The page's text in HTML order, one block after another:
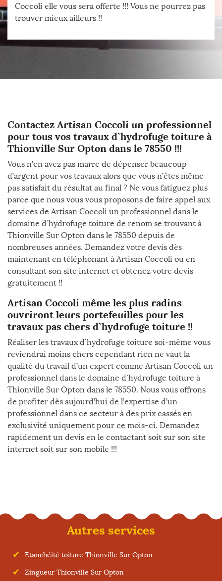
Coccoli elle vous sera offerte !!! Vous ne pourrez pas
trouver mieux ailleurs !!
Contactez Artisan Coccoli un professionnel
pour tous vos travaux d`hydrofuge toiture à
Thionville Sur Opton dans le 78550 !!!
Vous n’en avez pas marre de dépenser beaucoup
d’argent pour vos travaux alors que vous n’êtes même
pas satisfait du résultat au final ? Ne vous fatiguez plus
parce que nous vous vous proposons de faire appel aux
services de Artisan Coccoli un professionnel dans le
domaine d`hydrofuge toiture de renom se trouvant à
Thionville Sur Opton dans le 78550 depuis de
nombreuses années. Demandez votre devis dès
maintenant en téléphonant à Artisan Coccoli ou en
consultant son site internet et obtenez votre devis
gratuitement !!
Artisan Coccoli même les plus radins
ouvriront leurs portefeuilles pour les
travaux pas chers d`hydrofuge toiture !!
Réaliser les travaux d`hydrofuge toiture soi-même vous
reviendrai moins chers cependant rien ne vaut la
qualité du travail d’un expert comme Artisan Coccoli un
professionnel dans le domaine d`hydrofuge toiture à
Thionville Sur Opton dans le 78550. Nous vous offrons
de profiter dès aujourd’hui de l’expertise d’un
professionnel dans ce secteur à des prix cassés en
exclusivité uniquement pour ce mois-ci. Demandez
rapidement un devis en le contactant soit sur son site
internet soit sur son mobile !!!
Autres services
Etanchéité toiture Thionville Sur Opton
Zingueur Thionville Sur Opton